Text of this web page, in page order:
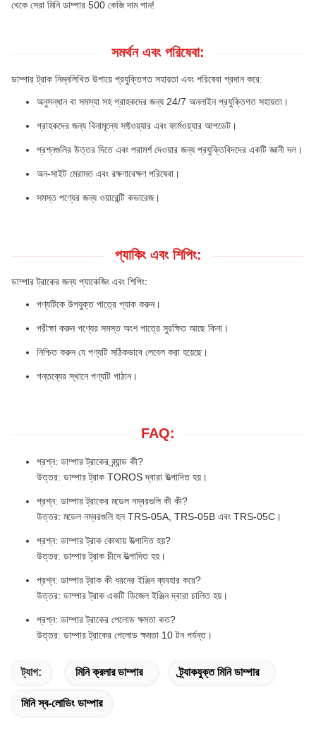
থেকে সেরা মিনি ডাম্পার 500 কেজি দাম পান!
সমর্থন এবং পরিষেবা:
ডাম্পার ট্রাক নিম্নলিখিত উপায়ে প্রযুক্তিগত সহায়তা এবং পরিষেবা প্রদান করে:
অনুসন্ধান বা সমস্যা সহ গ্রাহকদের জন্য 24/7 অনলাইন প্রযুক্তিগত সহায়তা।
গ্রাহকদের জন্য বিনামূল্যে সফ্টওয়্যার এবং ফার্মওয়্যার আপডেট।
প্রশ্নগুলির উত্তর দিতে এবং পরামর্শ দেওয়ার জন্য প্রযুক্তিবিদদের একটি জ্ঞানী দল।
অন-সাইট মেরামত এবং রক্ষণাবেক্ষণ পরিষেবা।
সমস্ত পণ্যের জন্য ওয়ারেন্টি কভারেজ।
প্যাকিং এবং শিপিং:
ডাম্পার ট্রাকের জন্য প্যাকেজিং এবং শিপিং:
পণ্যটিকে উপযুক্ত পাত্রে প্যাক করুন।
পরীক্ষা করুন পণ্যের সমস্ত অংশ পাত্রে সুরক্ষিত আছে কিনা।
নিশ্চিত করুন যে পণ্যটি সঠিকভাবে লেবেল করা হয়েছে।
গন্তব্যের স্থানে পণ্যটি পাঠান।
FAQ:
প্রশ্ন: ডাম্পার ট্রাকের ব্র্যান্ড কী?
উত্তর: ডাম্পার ট্রাক TOROS দ্বারা উত্পাদিত হয়।
প্রশ্ন: ডাম্পার ট্রাকের মডেল নম্বরগুলি কী কী?
উত্তর: মডেল নম্বরগুলি হল TRS-05A, TRS-05B এবং TRS-05C।
প্রশ্ন: ডাম্পার ট্রাক কোথায় উত্পাদিত হয়?
উত্তর: ডাম্পার ট্রাক চীনে উত্পাদিত হয়।
প্রশ্ন: ডাম্পার ট্রাক কী ধরনের ইঞ্জিন ব্যবহার করে?
উত্তর: ডাম্পার ট্রাক একটি ডিজেল ইঞ্জিন দ্বারা চালিত হয়।
প্রশ্ন: ডাম্পার ট্রাকের পেলোড ক্ষমতা কত?
উত্তর: ডাম্পার ট্রাকের পেলোড ক্ষমতা 10 টন পর্যন্ত।
ট্যাগ: মিনি ক্রলার ডাম্পার ট্র্যাকযুক্ত মিনি ডাম্পার
মিনি স্ব-লোডিং ডাম্পার